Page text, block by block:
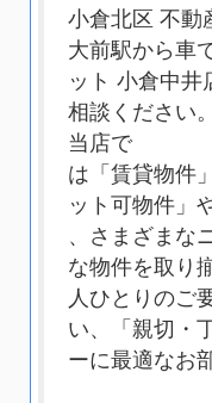
小倉北区 不動
大前駅から車
ット 小倉中
相談ください。
当店で
は「賃貸物件
ット可物件」
、さまざまな
な物件を取り
人ひとりのご
い、「親切・
ーに最適なお